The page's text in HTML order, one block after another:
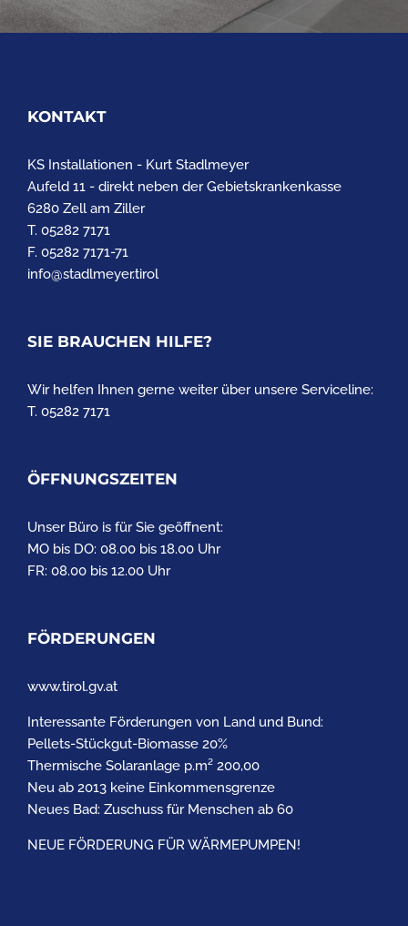
KONTAKT
KS Installationen - Kurt Stadlmeyer
Aufeld 11 - direkt neben der Gebietskrankenkasse
6280 Zell am Ziller
T. 05282 7171
F. 05282 7171-71
info@stadlmeyer.tirol
SIE BRAUCHEN HILFE?
Wir helfen Ihnen gerne weiter über unsere Serviceline:
T. 05282 7171
ÖFFNUNGSZEITEN
Unser Büro is für Sie geöffnent:
MO bis DO: 08.00 bis 18.00 Uhr
FR: 08.00 bis 12.00 Uhr
FÖRDERUNGEN
www.tirol.gv.at
Interessante Förderungen von Land und Bund:
Pellets-Stückgut-Biomasse 20%
Thermische Solaranlage p.m² 200,00
Neu ab 2013 keine Einkommensgrenze
Neues Bad: Zuschuss für Menschen ab 60
NEUE FÖRDERUNG FÜR WÄRMEPUMPEN!